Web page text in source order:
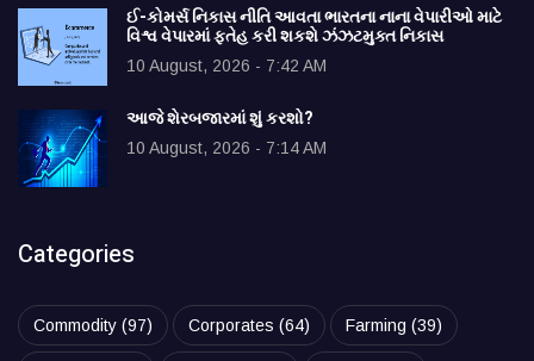
ઈ-કોમર્સ નિકાસ નીતિ આવતા ભારતના નાના વેપારીઓ માટે
વિશ્વ વેપારમાં ફતેહ કરી શકશે ઝંઝટમુક્ત નિકાસ
10 August, 2026 - 7:42 AM
આજે શેરબજારમાં શું કરશો?
10 August, 2026 - 7:14 AM
Categories
Commodity (97) Corporates (64) Farming (39)